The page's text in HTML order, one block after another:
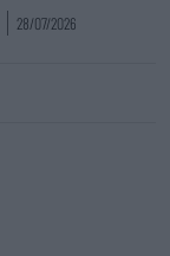
28/07/2026